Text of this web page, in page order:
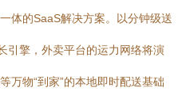
体的SaaS解决方案。以分钟级送
引擎，外卖平台的运力网络将演
万物“到家”的本地即时配送基础